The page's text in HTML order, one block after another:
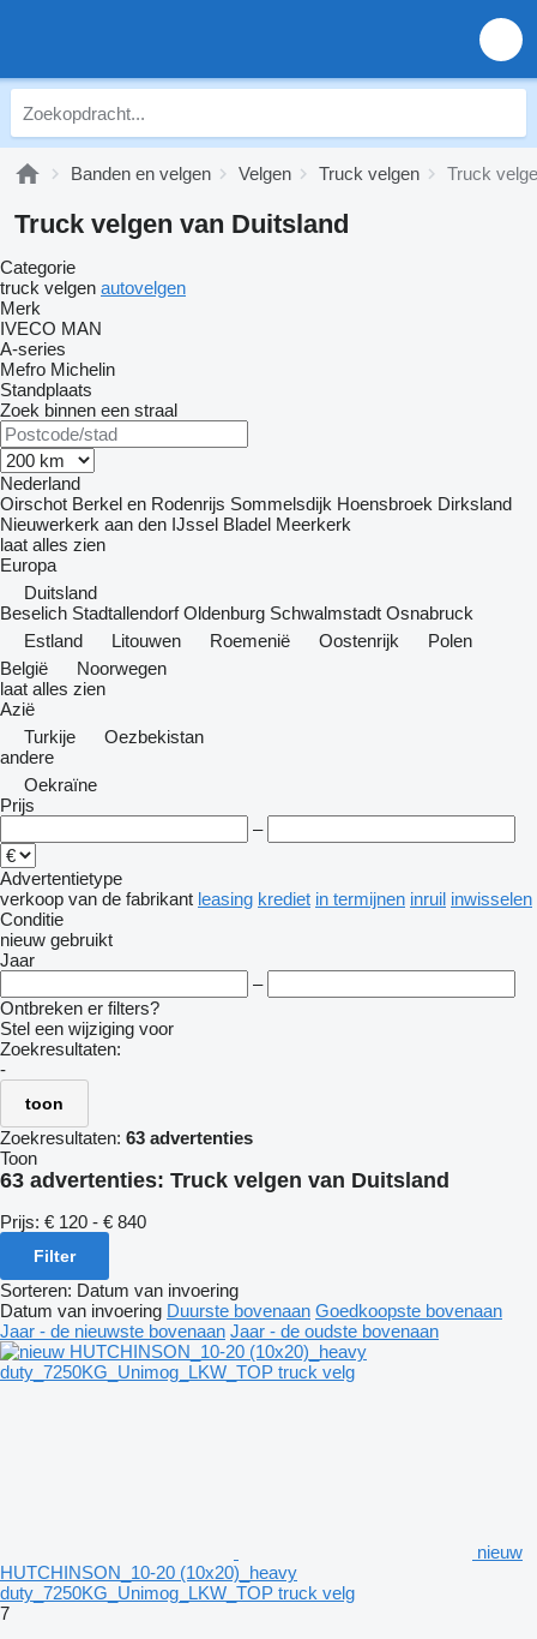
Banden en velgen Velgen Truck velgen Truck
Truck velgen van Duitsland
Categorie
truck velgen autovelgen
Merk
IVECO MAN
A-series
Mefro Michelin
Standplaats
Zoek binnen een straal
Nederland
Oirschot Berkel en Rodenrijs Sommelsdijk Hoensbroek Dirksland
Nieuwerkerk aan den IJssel Bladel Meerkerk
laat alles zien
Europa
Duitsland
Beselich Stadtallendorf Oldenburg Schwalmstadt Osnabruck
Estland
Litouwen Roemenië Oostenrijk
Polen
België
Noorwegen
laat alles zien
Azië
Turkije
Oezbekistan
andere
Oekraïne
Prijs
–
Advertentietype
verkoop van de fabrikant leasing krediet in termijnen inruil inwisselen
Conditie
nieuw gebruikt
Jaar
–
Ontbreken er filters?
Stel een wijziging voor
Zoekresultaten:
-
toon
Zoekresultaten: 63 advertenties
Toon
63 advertenties: Truck velgen van Duitsland
Prijs: € 120 - € 840
Filter
Sorteren: Datum van invoering
Datum van invoering Duurste bovenaan Goedkoopste bovenaan
Jaar - de nieuwste bovenaan Jaar - de oudste bovenaan
nieuw
HUTCHINSON_10-20 (10x20)_heavy
duty_7250KG_Unimog_LKW_TOP truck velg
7